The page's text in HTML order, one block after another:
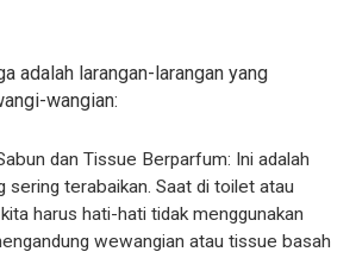
adalah larangan-larangan yang
wangian:
dan Tissue Berparfum: Ini adalah
sering terabaikan. Saat di toilet atau
harus hati-hati tidak menggunakan
wewangian atau tissue basah